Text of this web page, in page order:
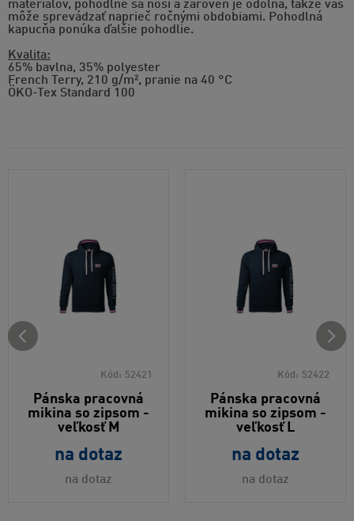
materiálov, pohodlne sa nosí a zároveň je odolná, takže vás
môže sprevádzať naprieč ročnými obdobiami. Pohodlná
kapucňa ponúka ďalšie pohodlie.
Kvalita:
65% bavlna, 35% polyester
French Terry, 210 g/m², pranie na 40 °C
ÖKO-Tex Standard 100
Kód: 52421
Pánska pracovná
mikina so zipsom -
veľkosť M
na dotaz
na dotaz
Kód: 52422
Pánska pracovná
mikina so zipsom -
veľkosť L
na dotaz
na dotaz